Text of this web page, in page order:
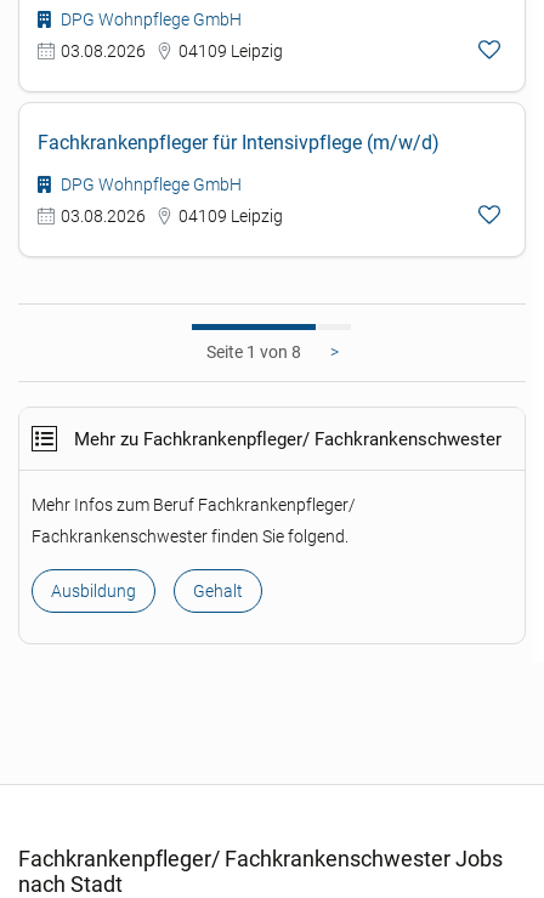
DPG Wohnpflege GmbH
03.08.2026
04109 Leipzig
Fachkrankenpfleger für Intensivpflege (m/w/d)
DPG Wohnpflege GmbH
03.08.2026
04109 Leipzig
1 >
Mehr zu Fachkrankenpfleger/ Fachkrankenschwester
Mehr Infos zum Beruf Fachkrankenpfleger/
Fachkrankenschwester finden Sie folgend.
Ausbildung Gehalt
Fachkrankenpfleger/ Fachkrankenschwester Jobs
nach Stadt